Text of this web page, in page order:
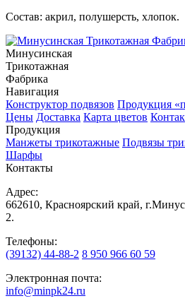
Состав: акрил, полушерсть, хлопок.
Минусинская
Трикотажная
Фабрика
Навигация
Конструктор подвязов Продукция
Цены Доставка Карта цветов
Продукция
Манжеты трикотажные Подвязы
Шарфы
Контакты
Адрес:
662610, Красноярский край,
2.
Телефоны:
(39132) 44-88-2 8 950 966 60 59
Электронная почта:
info@minpk24.ru